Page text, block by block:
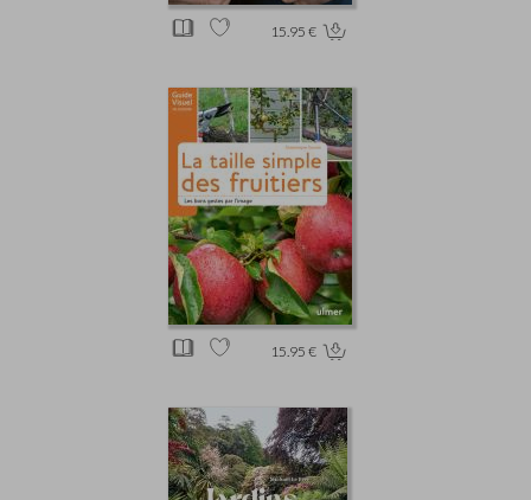
15.95 €
15.95 €